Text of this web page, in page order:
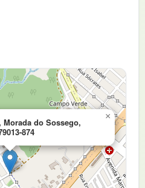
Morada do Sossego,
874
×